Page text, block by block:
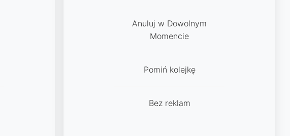
Anuluj w Dowolnym
Momencie
Pomiń kolejkę
Bez reklam